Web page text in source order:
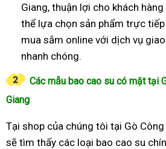
Giang, thuận lợi cho khách
thể lựa chọn sản phẩm trực
mua sắm online với dịch vụ
nhanh chóng.
Các mẫu bao cao su có mặt tại
Giang
Tại shop của chúng tôi tại Gò
sẽ tìm thấy các loại bao cao su